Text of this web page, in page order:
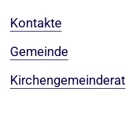
Kontakte
Gemeinde
Kirchengemeinderat